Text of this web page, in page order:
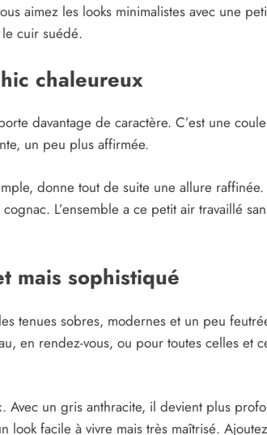
aimez les looks minimalistes avec une
cuir suédé.
chaleureux
davantage de caractère. C’est une
un peu plus affirmée.
donne tout de suite une allure
L’ensemble a ce petit air travaillé
mais sophistiqué
tenues sobres, modernes et un peu
en rendez-vous, ou pour toutes celles
un gris anthracite, il devient plus
facile à vivre mais très maîtrisé.